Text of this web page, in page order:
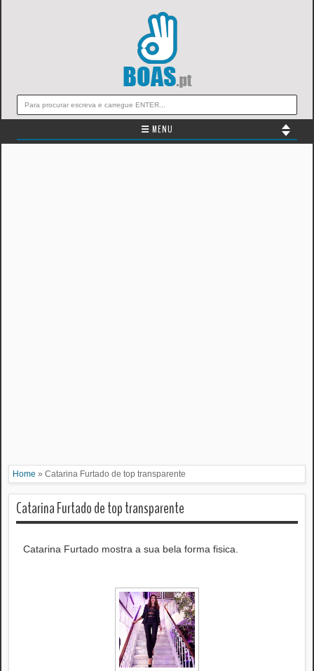
☰ MENU
Home » Catarina Furtado de top transparente
Catarina Furtado de top transparente
Catarina Furtado mostra a sua bela forma fisica.